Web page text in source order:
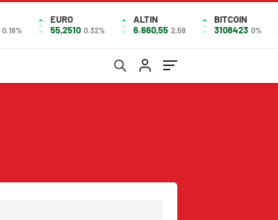
0.18%
EURO
55,2510 0.32%
ALTIN
6.660,55 2,59
BITCOIN
3108423 0%